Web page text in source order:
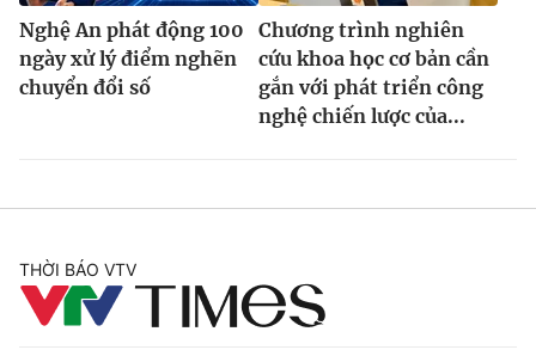
Nghệ An phát động 100
ngày xử lý điểm nghẽn
chuyển đổi số
Chương trình nghiên
cứu khoa học cơ bản cần
gắn với phát triển công
nghệ chiến lược của...
THỜI BÁO VTV